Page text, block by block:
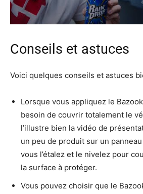
Conseils et astuces
Voici quelques conseils et astuces
Lorsque vous appliquez le
besoin de couvrir totalement le
l’illustre bien la vidéo de
un peu de produit sur un panneau
vous l’étalez et le nivelez pour
la surface à protéger.
Vous pouvez choisir que le